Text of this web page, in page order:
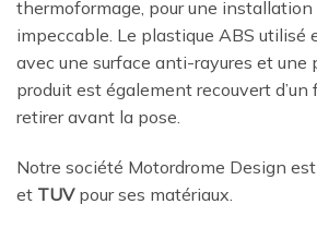
thermoformage, pour une
impeccable. Le plastique ABS utilisé
avec une surface anti-rayures et une
produit est également recouvert
retirer avant la pose.
Notre société Motordrome Design
et TUVpour ses matériaux.